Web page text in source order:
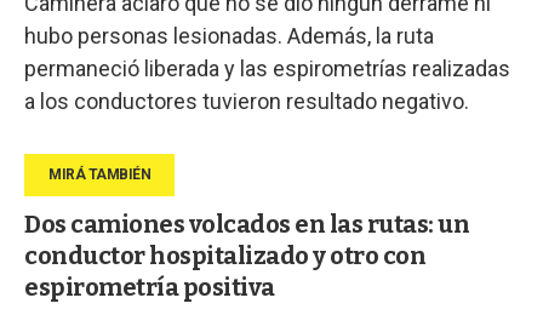
hubo personas lesionadas. Además, la ruta
permaneció liberada y las espirometrías realizadas
a los conductores tuvieron resultado negativo.
Dos camiones volcados en las rutas: un
conductor hospitalizado y otro con
espirometría positiva